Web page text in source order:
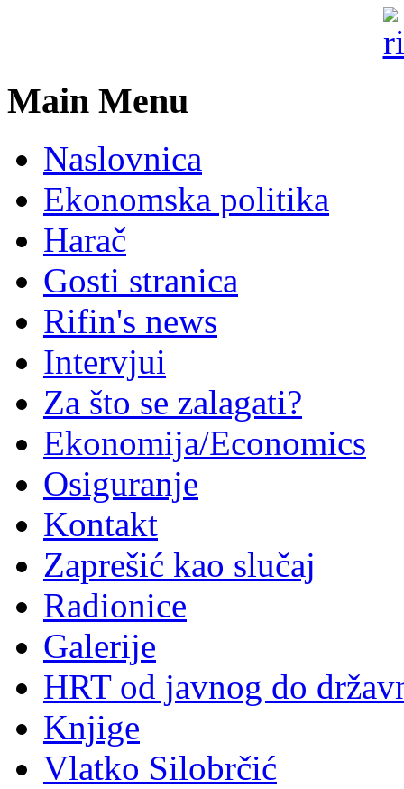
Main Menu
Naslovnica
Ekonomska politika
Harač
Gosti stranica
Rifin's news
Intervjui
Za što se zalagati?
Ekonomija/Economics
Osiguranje
Kontakt
Zaprešić kao slučaj
Radionice
Galerije
HRT od javnog do
Knjige
Vlatko Silobrčić